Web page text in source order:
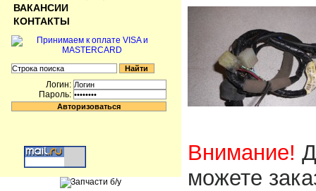
Внимание!
можете
ВАКАНСИИ
КОНТАКТЫ
Логин:
Пароль: